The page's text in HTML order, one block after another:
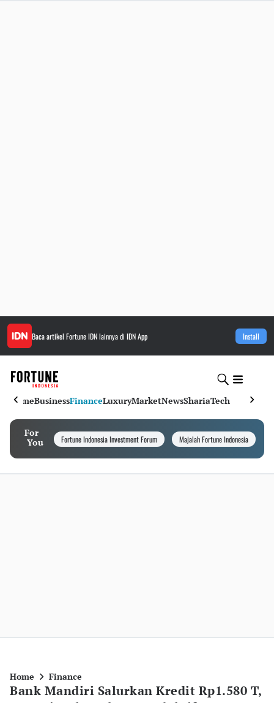
Baca artikel Fortune IDNlainnya di IDN App Install
HomeBusinessFinanceLuxuryMarketNewsShariaTech
For
You
Fortune Indonesia Investment Forum Majalah Fortune Indonesia
Home Finance
Bank Mandiri Salurkan Kredit Rp1.580 T,